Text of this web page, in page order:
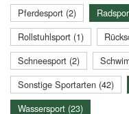
Pferdesport (2)
Rollstuhlsport (1)
Schneesport (2)
Sonstige Sportarten (42)
Wassersport (23)